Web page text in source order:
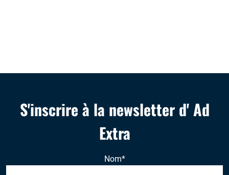
S'inscrire à la newsletter d' Ad
Extra
Nom*